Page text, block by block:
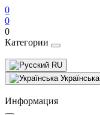
0
0
0
Категории
RU
Українська
Информация